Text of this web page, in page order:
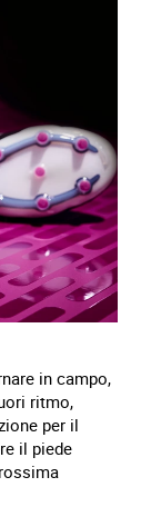
in campo,
ritmo,
per il
il piede